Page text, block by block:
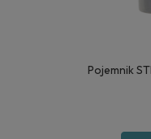
Pojemnik